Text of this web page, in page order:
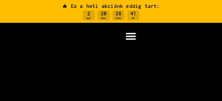
🔥 Ez a heti akciónk eddig tart:
2
NAP
: 20
ÓRA
: 28
PERC
: 40
MP